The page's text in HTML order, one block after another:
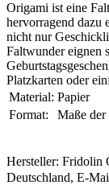
Origami ist eine
hervorragend dazu
nicht nur
Faltwunder eignen
Platzkarten oder
Material: Papier
Format:
Maße der
Hersteller: Fridolin
Deutschland, E-